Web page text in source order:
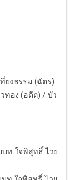
ยงธรรม (ฉัตร)
ทอง (อดีต) / บัว
ท ใจพิสุทธิ์ ไวย